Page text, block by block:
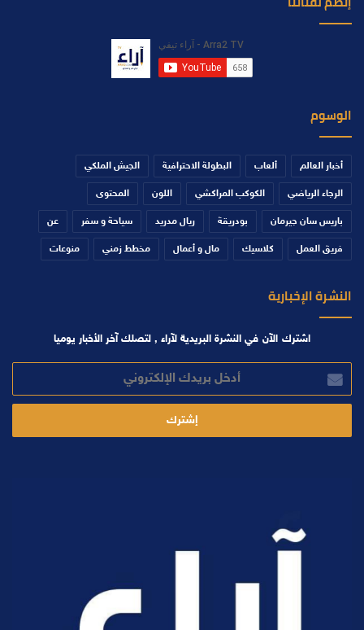
الوسوم
أخبار العالم ألعاب البطولة الاحترافية الجيش الملكي
الرجاء الرياضي الكوكب المراكشي اللون المحتوى
باريس سان جيرمان بودريقة ريال مدريد سياحة و سفر عن
فريق العمل كلاسيك مال و أعمال مخطط زمني منوعات
النشرة الإخبارية
اشترك الآن في النشرة البريدية لآراء , لتصلك آخر الأخبار يوميا
بريدك
الإلكتروني